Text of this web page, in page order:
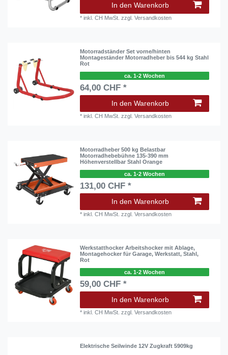
In den Warenkorb
*inkl. CH MwSt. zzgl.Versandkosten
Motorradständer Set vorne/hinten
Montageständer Motorradheber bis 544 kg Stahl
Rot
ca. 1-2 Wochen
64,00 CHF *
In den Warenkorb
*inkl. CH MwSt. zzgl.Versandkosten
Motorradheber 500 kg Belastbar
Motorradhebebühne 135-390 mm
Höhenverstellbar Stahl Orange
ca. 1-2 Wochen
131,00 CHF *
In den Warenkorb
*inkl. CH MwSt. zzgl.Versandkosten
Werkstatthocker Arbeitshocker mit Ablage,
Montagehocker für Garage, Werkstatt, Stahl,
Rot
ca. 1-2 Wochen
59,00 CHF *
In den Warenkorb
*inkl. CH MwSt. zzgl.Versandkosten
Elektrische Seilwinde 12V Zugkraft 5909kg